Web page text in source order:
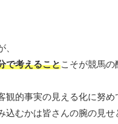
で考えることこそが競馬の
的事実の見える化に努め
むかは皆さんの腕の見せ